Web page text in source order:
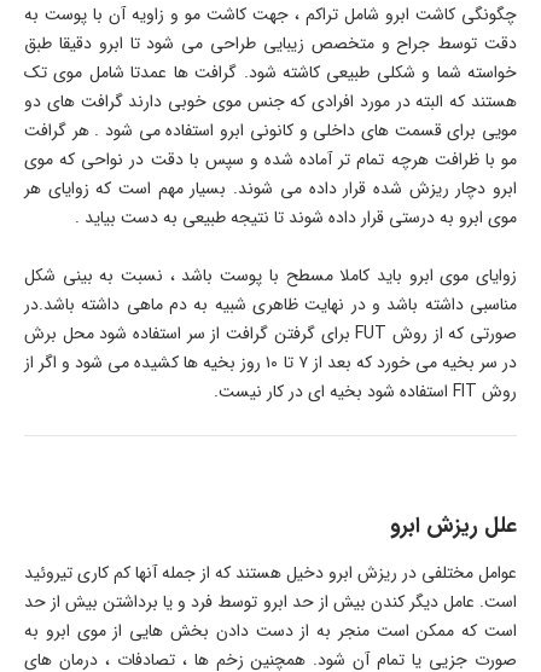
چگونگی کاشت ابرو شامل تراکم ، جهت کاشت مو و زاویه آن با پوست به
دقت توسط جراح و متخصص زیبایی طراحی می شود تا ابرو دقیقا طبق
خواسته شما و شکلی طبیعی کاشته شود. گرافت ها عمدتا شامل موی تک
هستند که البته در مورد افرادی که جنس موی خوبی دارند گرافت های دو
مویی برای قسمت های داخلی و کانونی ابرو استفاده می شود . هر گرافت
مو با ظرافت هرچه تمام تر آماده شده و سپس با دقت در نواحی که موی
ابرو دچار ریزش شده قرار داده می شوند. بسیار مهم است که زوایای هر
موی ابرو به درستی قرار داده شوند تا نتیجه طبیعی به دست بیاید .
زوایای موی ابرو باید کاملا مسطح با پوست باشد ، نسبت به بینی شکل
مناسبی داشته باشد و در نهایت ظاهری شبیه به دم ماهی داشته باشد.در
صورتی که از روش FUT برای گرفتن گرافت از سر استفاده شود محل برش
در سر بخیه می خورد که بعد از ۷ تا ۱۰ روز بخیه ها کشیده می شود و اگر از
روش FIT استفاده شود بخیه ای در کار نیست.
علل ریزش ابرو
عوامل مختلفی در ریزش ابرو دخیل هستند که از جمله آنها کم کاری تیروئید
است. عامل دیگر کندن بیش از حد ابرو توسط فرد و یا برداشتن بیش از حد
است که ممکن است منجر به از دست دادن بخش هایی از موی ابرو به
صورت جزیی یا تمام آن شود. همچنین زخم ها ، تصادفات ، درمان های